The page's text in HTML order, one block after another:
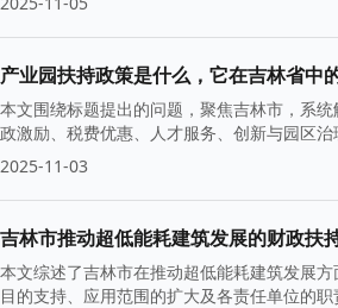
产业园扶持政策是什么，它在吉林省中
本文围绕标题提出的问题，聚焦吉林市，系
政激励、税费优惠、人才服务、创新与园区
2025-11-03
吉林市推动超低能耗建筑发展的财政扶
本文综述了吉林市在推动超低能耗建筑发展
目的支持、应用范围的扩大及各责任单位的